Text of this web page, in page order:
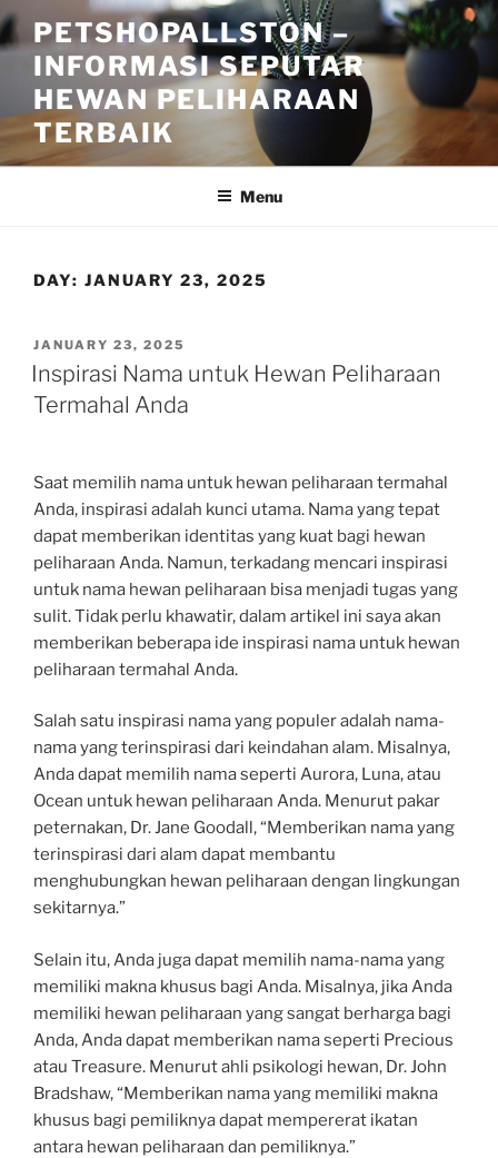
Skip
to
content
PETSHOPALLSTON –
INFORMASI SEPUTAR
HEWAN PELIHARAAN
TERBAIK
Menu
DAY: JANUARY 23, 2025
POSTED
ON
JANUARY 23, 2025
Inspirasi Nama untuk Hewan Peliharaan
Termahal Anda
Saat memilih nama untuk hewan peliharaan termahal
Anda, inspirasi adalah kunci utama. Nama yang tepat
dapat memberikan identitas yang kuat bagi hewan
peliharaan Anda. Namun, terkadang mencari inspirasi
untuk nama hewan peliharaan bisa menjadi tugas yang
sulit. Tidak perlu khawatir, dalam artikel ini saya akan
memberikan beberapa ide inspirasi nama untuk hewan
peliharaan termahal Anda.
Salah satu inspirasi nama yang populer adalah nama-
nama yang terinspirasi dari keindahan alam. Misalnya,
Anda dapat memilih nama seperti Aurora, Luna, atau
Ocean untuk hewan peliharaan Anda. Menurut pakar
peternakan, Dr. Jane Goodall, “Memberikan nama yang
terinspirasi dari alam dapat membantu
menghubungkan hewan peliharaan dengan lingkungan
sekitarnya.”
Selain itu, Anda juga dapat memilih nama-nama yang
memiliki makna khusus bagi Anda. Misalnya, jika Anda
memiliki hewan peliharaan yang sangat berharga bagi
Anda, Anda dapat memberikan nama seperti Precious
atau Treasure. Menurut ahli psikologi hewan, Dr. John
Bradshaw, “Memberikan nama yang memiliki makna
khusus bagi pemiliknya dapat mempererat ikatan
antara hewan peliharaan dan pemiliknya.”